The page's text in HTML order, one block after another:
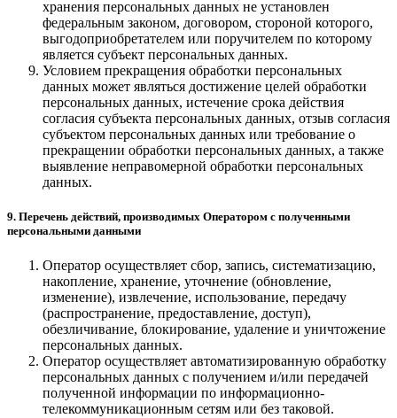
хранения персональных данных не установлен
федеральным законом, договором, стороной которого,
выгодоприобретателем или поручителем по которому
является субъект персональных данных.
Условием прекращения обработки персональных
данных может являться достижение целей обработки
персональных данных, истечение срока действия
согласия субъекта персональных данных, отзыв согласия
субъектом персональных данных или требование о
прекращении обработки персональных данных, а также
выявление неправомерной обработки персональных
данных.
9. Перечень действий, производимых Оператором с полученными
персональными данными
Оператор осуществляет сбор, запись, систематизацию,
накопление, хранение, уточнение (обновление,
изменение), извлечение, использование, передачу
(распространение, предоставление, доступ),
обезличивание, блокирование, удаление и уничтожение
персональных данных.
Оператор осуществляет автоматизированную обработку
персональных данных с получением и/или передачей
полученной информации по информационно-
телекоммуникационным сетям или без таковой.